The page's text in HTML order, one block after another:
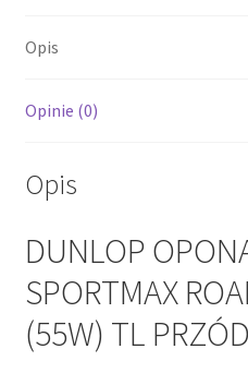
TL
DOT
Opis
Opinie (0)
Opis
DUNLOP
SPORTMAX
(55W) TL